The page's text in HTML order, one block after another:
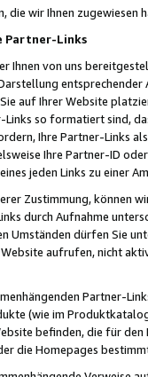
die wir Ihnen zugewiesen
Partner-Links
Ihnen von uns
auf Ihrer Website
so formatiert sind,
Ihre Partner-Links
Ihre Partner-ID
jeden Links zu einer
Zustimmung, können
durch Aufnahme
Umständen dürfen Sie
aufrufen, nicht
Partner-
(wie im
befinden, die für
die Homepages